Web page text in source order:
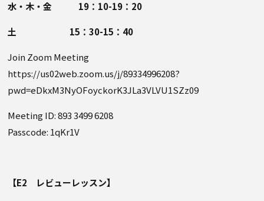
水・木・金 19：10-19：20
土 15：30-15：40
Join Zoom Meeting
https://us02web.zoom.us/j/89334996208?
pwd=eDkxM3NyOFoyckorK3JLa3VLVU1SZz09
Meeting ID: 893 3499 6208
Passcode: 1qKr1V
【E2 レビューレッスン】